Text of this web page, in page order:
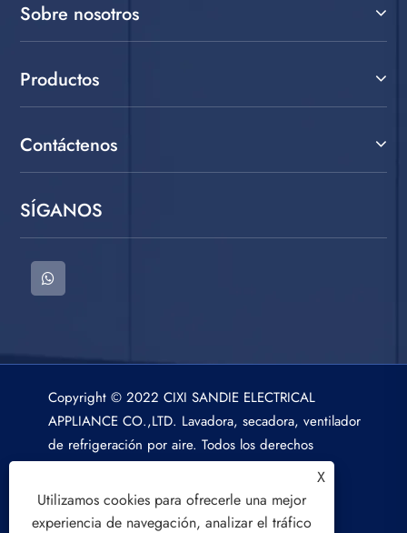
Sobre nosotros
Productos
Contáctenos
SÍGANOS
Copyright © 2022 CIXI SANDIE ELECTRICAL
APPLIANCE CO.,LTD. Lavadora, secadora, ventilador
de refrigeración por aire. Todos los derechos
X
Utilizamos cookies para ofrecerle una mejor
experiencia de navegación, analizar el tráfico